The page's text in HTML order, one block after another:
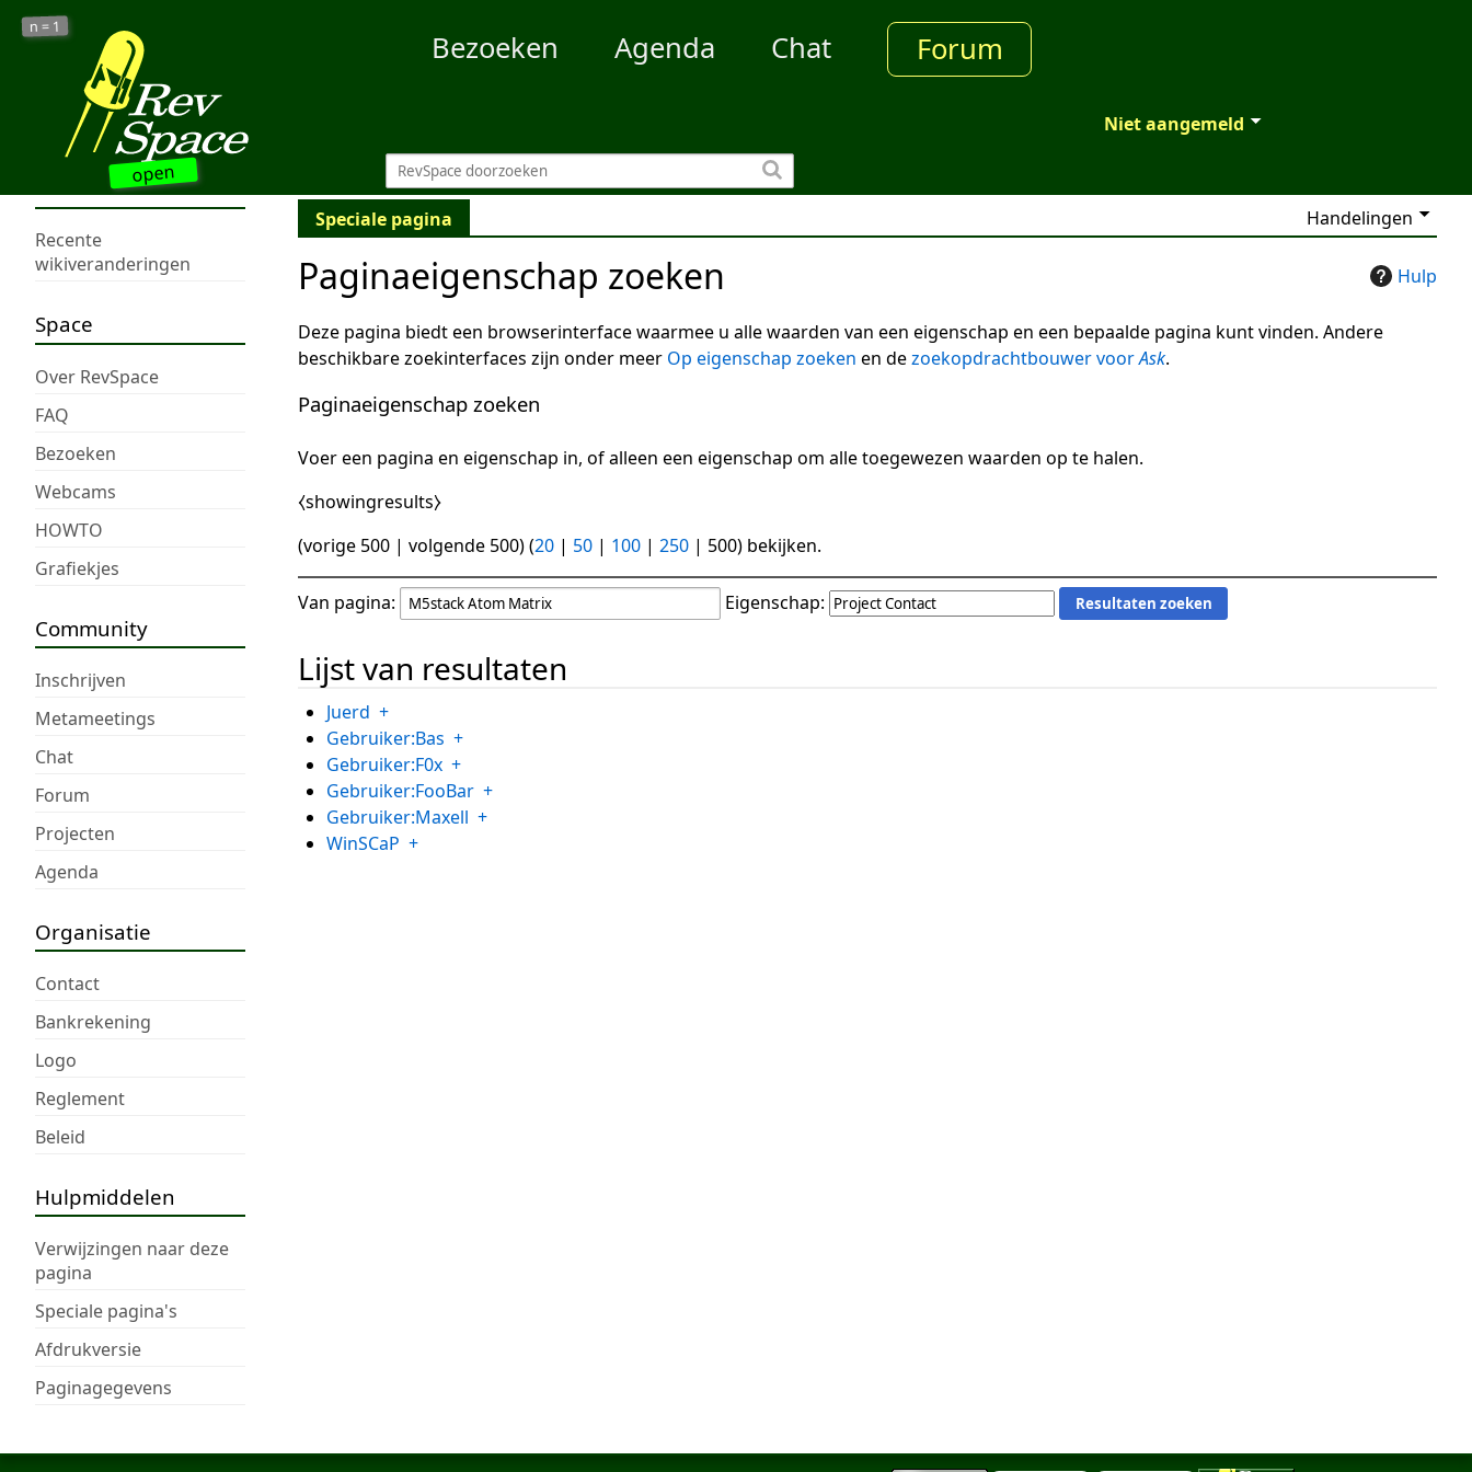
open
n = 1
Bezoeken Agenda Chat Forum
Niet aangemeld
Recente
wikiveranderingen
Space
Over RevSpace
FAQ
Bezoeken
Webcams
HOWTO
Grafiekjes
Community
Inschrijven
Metameetings
Chat
Forum
Projecten
Agenda
Organisatie
Contact
Bankrekening
Logo
Reglement
Beleid
Hulpmiddelen
Verwijzingen naar deze
pagina
Speciale pagina's
Afdrukversie
Paginagegevens
Speciale pagina Handelingen
Hulp
Paginaeigenschap zoeken
Deze pagina biedt een browserinterface waarmee u alle waarden van een eigenschap en een bepaalde pagina kunt vinden. Andere
beschikbare zoekinterfaces zijn onder meer Op eigenschap zoeken en dezoekopdrachtbouwer voorAsk.
Paginaeigenschap zoeken
Voer een pagina en eigenschap in, of alleen een eigenschap om alle toegewezen waarden op te halen.
⧼showingresults⧽
(vorige 500 | volgende 500) (20 | 50 | 100 | 250 | 500) bekijken.
Van pagina: Eigenschap:
Lijst van resultaten
Juerd +
Gebruiker:Bas +
Gebruiker:F0x +
Gebruiker:FooBar +
Gebruiker:Maxell +
WinSCaP +